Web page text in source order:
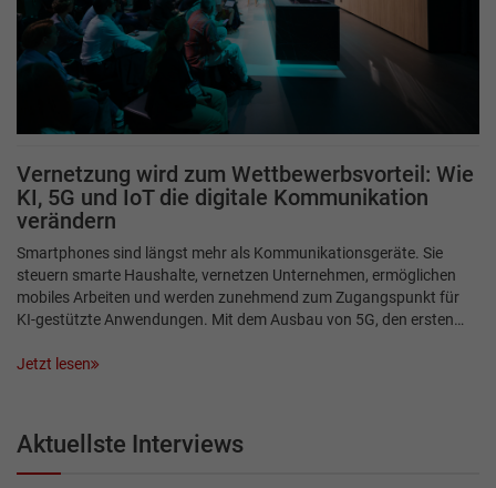
Vernetzung wird zum Wettbewerbsvorteil: Wie
KI, 5G und IoT die digitale Kommunikation
verändern
Smartphones sind längst mehr als Kommunikationsgeräte. Sie
steuern smarte Haushalte, vernetzen Unternehmen, ermöglichen
mobiles Arbeiten und werden zunehmend zum Zugangspunkt für
KI-gestützte Anwendungen. Mit dem Ausbau von 5G, den ersten…
Jetzt lesen
Aktuellste Interviews